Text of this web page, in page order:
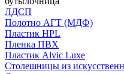
ЛДСП
Полотно АГТ (МДФ)
Пластик HPL
Пленка ПВХ
Пластик Alvic Luxe
Столешницы из